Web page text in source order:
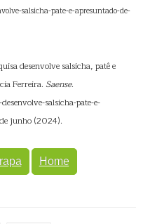
salsicha-pate-e-apresuntado-de-
desenvolve salsicha, patê e
Ferreira. Saense.
salsicha-pate-e-
junho (2024).
Home